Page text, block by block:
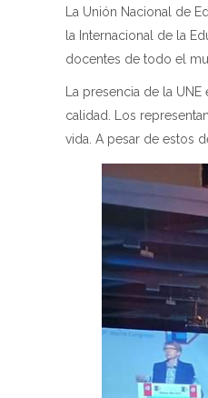
La Unión Nacional de
la Internacional de la
docentes de todo el
La presencia de la
calidad. Los
vida. A pesar de estos